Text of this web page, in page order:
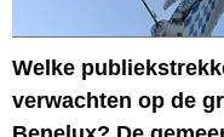
Welke
verwachten op de